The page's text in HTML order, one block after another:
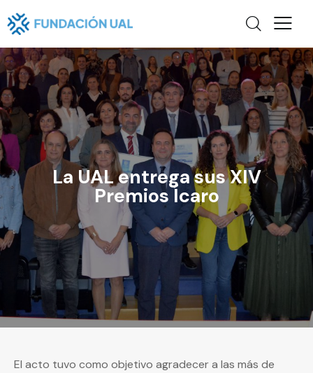
La UAL entrega sus XIV
Premios Ícaro
El acto tuvo como objetivo agradecer a las más de